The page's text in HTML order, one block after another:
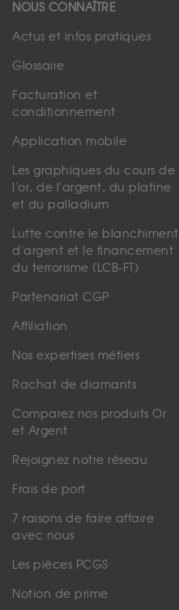
NOUS CONNAÎTRE
Actus et infos pratiques
Glossaire
Facturation et
conditionnement
Application mobile
Les graphiques du cours de
l'or, de l'argent, du platine
et du palladium
Lutte contre le blanchiment
d'argent et le financement
du terrorisme (LCB-FT)
Partenariat CGP
Affiliation
Nos expertises métiers
Rachat de diamants
Comparez nos produits Or
et Argent
Rejoignez notre réseau
Frais de port
7 raisons de faire affaire
avec nous
Les pièces PCGS
Notion de prime